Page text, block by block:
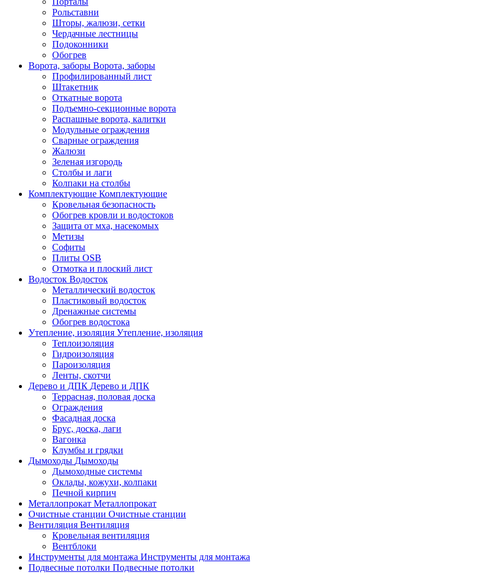
Рольставни
Шторы, жалюзи, сетки
Чердачные лестницы
Подоконники
Обогрев
Ворота, заборы Ворота, заборы
Профилированный лист
Штакетник
Откатные ворота
Подъемно-секционные ворота
Распашные ворота, калитки
Модульные ограждения
Сварные ограждения
Жалюзи
Зеленая изгородь
Столбы и лаги
Колпаки на столбы
Комплектующие Комплектующие
Кровельная безопасность
Обогрев кровли и водостоков
Защита от мха, насекомых
Метизы
Софиты
Плиты OSB
Отмотка и плоский лист
Водосток Водосток
Металлический водосток
Пластиковый водосток
Дренажные системы
Обогрев водостока
Утепление, изоляция Утепление, изоляция
Теплоизоляция
Гидроизоляция
Пароизоляция
Ленты, скотчи
Дерево и ДПК Дерево и ДПК
Террасная, половая доска
Ограждения
Фасадная доска
Брус, доска, лаги
Вагонка
Клумбы и грядки
Дымоходы Дымоходы
Дымоходные системы
Оклады, кожухи, колпаки
Печной кирпич
Металлопрокат Металлопрокат
Очистные станции Очистные станции
Вентиляция Вентиляция
Кровельная вентиляция
Вентблоки
Инструменты для монтажа Инструменты для монтажа
Подвесные потолки Подвесные потолки